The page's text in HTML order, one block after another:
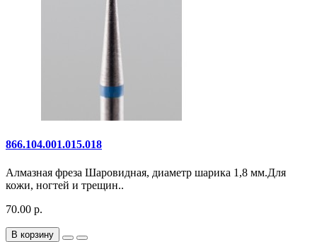
866.104.001.015.018
Алмазная фреза Шаровидная, диаметр шарика 1,8 мм.Для
кожи, ногтей и трещин..
70.00 р.
В корзину